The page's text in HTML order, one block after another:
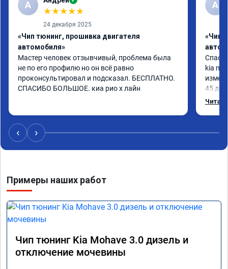
А
★★★★★
24 декабря 2025
«Чип тюнинг, прошивка двигателя
автомобиля»
Мастер человек отзывчивый, проблема была
не по его профилю но он всё равно
проконсультировал и подсказал. БЕСПЛАТНО.
СПАСИБО БОЛЬШОЕ. киа рио х лайн
A
«Чип
kia
45
‹ ›
Примеры наших работ
Чип тюнинг Kia Mohave 3.0 дизель и
отключение мочевины